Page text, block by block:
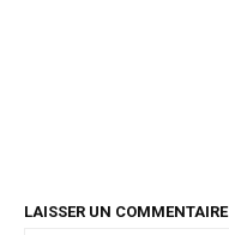
LAISSER UN COMMENTAIRE